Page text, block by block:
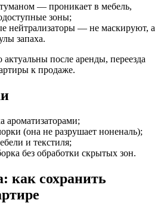
— проникает в мебель,
зоны;
нейтрализаторы — не маскируют, а
запаха.
после аренды, переезда
к продаже.
ароматизаторами;
(она не разрушает ноненаль);
и текстиля;
без обработки скрытых зон.
как сохранить